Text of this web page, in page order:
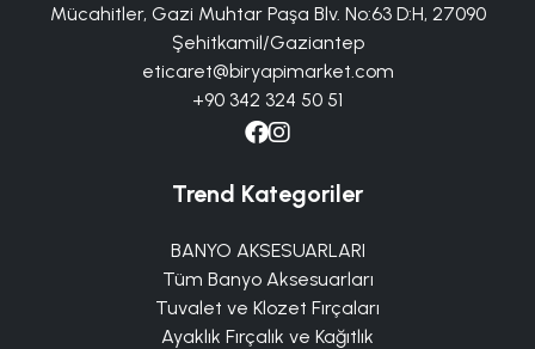
Mücahitler, Gazi Muhtar Paşa Blv. No:63 D:H, 27090
Şehitkamil/Gaziantep
eticaret@biryapimarket.com
+90 342 324 50 51
Trend Kategoriler
BANYO AKSESUARLARI
Tüm Banyo Aksesuarları
Tuvalet ve Klozet Fırçaları
Ayaklık Fırçalık ve Kağıtlık